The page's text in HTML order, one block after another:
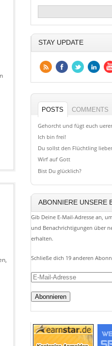
STAY UPDATE
POSTS COMMENTS
Gehorcht und fügt euch
Ich bin frei!
Du sollst den Flüchtling
Wirf auf Gott
Bist Du glücklich?
ABONNIERE UNSERE
Gib Deine E-Mail-Adresse an,
und Benachrichtigungen über
erhalten.
Schließe dich 19 anderen
E-
Adresse